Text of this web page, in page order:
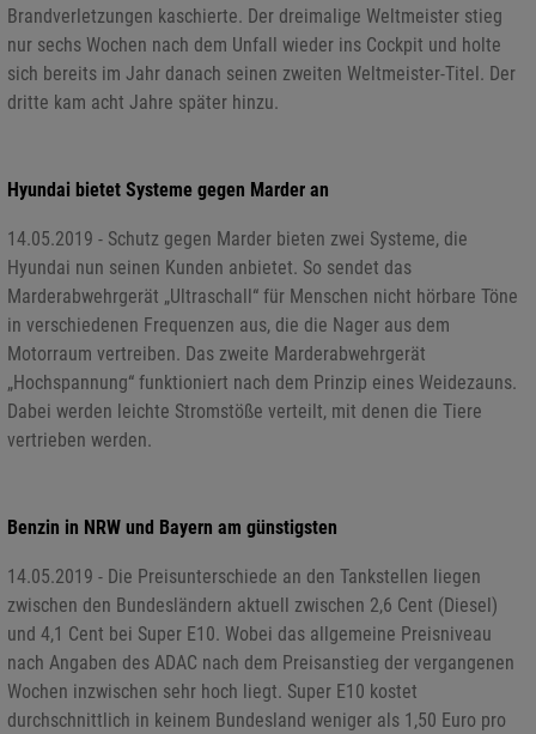
Brandverletzungen kaschierte. Der dreimalige Weltmeister stieg
nur sechs Wochen nach dem Unfall wieder ins Cockpit und holte
sich bereits im Jahr danach seinen zweiten Weltmeister-Titel. Der
dritte kam acht Jahre später hinzu.
Hyundai bietet Systeme gegen Marder an
14.05.2019 - Schutz gegen Marder bieten zwei Systeme, die
Hyundai nun seinen Kunden anbietet. So sendet das
Marderabwehrgerät „Ultraschall“ für Menschen nicht hörbare Töne
in verschiedenen Frequenzen aus, die die Nager aus dem
Motorraum vertreiben. Das zweite Marderabwehrgerät
„Hochspannung“ funktioniert nach dem Prinzip eines Weidezauns.
Dabei werden leichte Stromstöße verteilt, mit denen die Tiere
vertrieben werden.
Benzin in NRW und Bayern am günstigsten
14.05.2019 - Die Preisunterschiede an den Tankstellen liegen
zwischen den Bundesländern aktuell zwischen 2,6 Cent (Diesel)
und 4,1 Cent bei Super E10. Wobei das allgemeine Preisniveau
nach Angaben des ADAC nach dem Preisanstieg der vergangenen
Wochen inzwischen sehr hoch liegt. Super E10 kostet
durchschnittlich in keinem Bundesland weniger als 1,50 Euro pro